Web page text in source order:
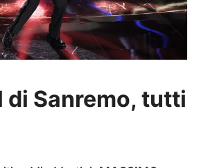
di Sanremo, tutti